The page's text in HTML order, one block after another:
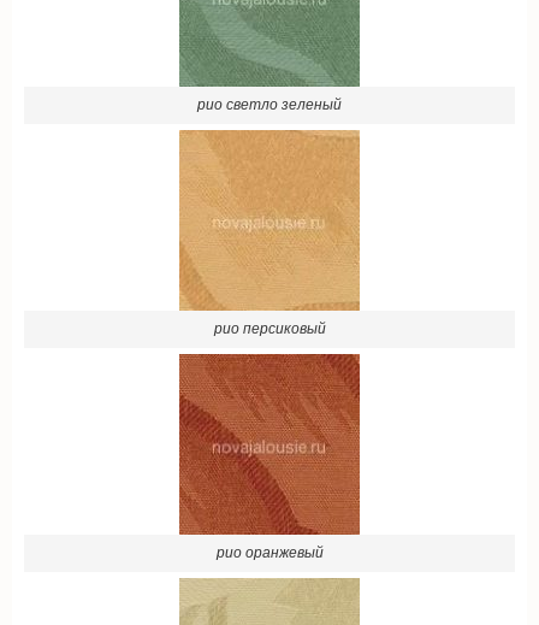
рио светло зеленый
рио оранжевый